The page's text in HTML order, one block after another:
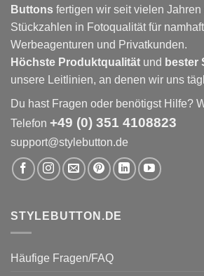
Buttons fertigen wir seit vielen
Stückzahlen in Fotoqualität für
Werbeagenturen und Privatkunden.
Höchste Produktqualität und bester
unsere Leitlinien, an denen wir uns
Du hast Fragen oder benötigst Hilfe?
Telefon +49 (0) 351 4108823
support@stylebutton.de
STYLEBUTTON.DE
Häufige Fragen/FAQ